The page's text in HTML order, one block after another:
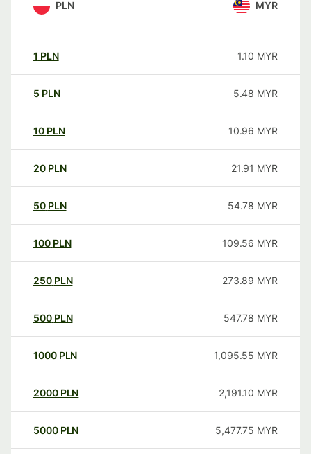
PLN MYR
1 PLN 1.10 MYR
5 PLN 5.48 MYR
10 PLN 10.96 MYR
20 PLN 21.91 MYR
50 PLN 54.78 MYR
100 PLN 109.56 MYR
250 PLN 273.89 MYR
500 PLN 547.78 MYR
1000 PLN 1,095.55 MYR
2000 PLN 2,191.10 MYR
5000 PLN 5,477.75 MYR